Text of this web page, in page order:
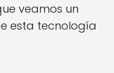
veamos un
esta tecnología